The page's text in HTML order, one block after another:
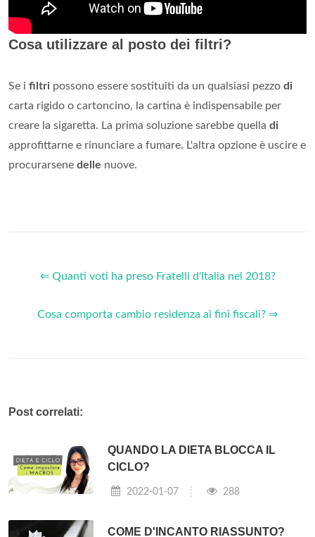
Cosa utilizzare al posto dei filtri?
Se i filtri possono essere sostituiti da un qualsiasi pezzo di
carta rigido o cartoncino, la cartina è indispensabile per
creare la sigaretta. La prima soluzione sarebbe quella di
approfittarne e rinunciare a fumare. L'altra opzione è uscire e
procurarsene delle nuove.
⇐ Quanti voti ha preso Fratelli d'Italia nel 2018?
Cosa comporta cambio residenza ai fini fiscali? ⇒
Post correlati:
QUANDO LA DIETA BLOCCA IL
CICLO?
2022-01-07 288
COME D'INCANTO RIASSUNTO?